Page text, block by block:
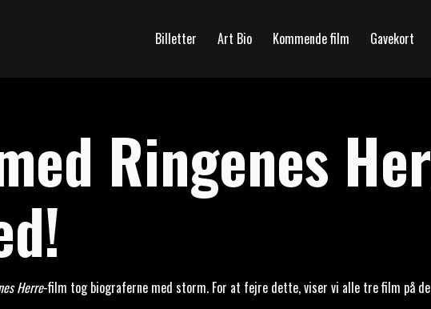
Billetter Art Bio Kommende film Gavekort
Ringenes
Herre-film tog biograferne med storm. For at fejre dette, viser vi alle tre film på